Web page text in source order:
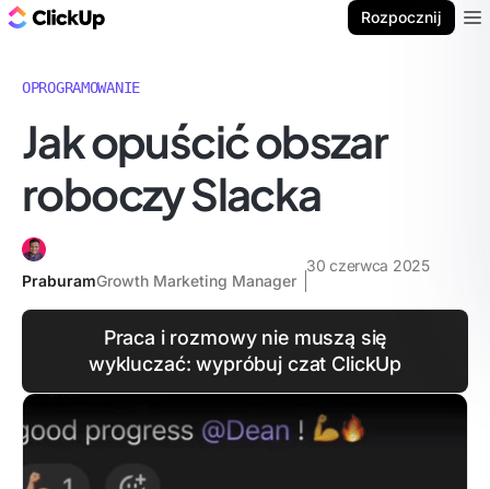
Rozpocznij
OPROGRAMOWANIE
Jak opuścić obszar
roboczy Slacka
PraburamGrowth Marketing Manager
30 czerwca 2025
Praca i rozmowy nie muszą się
wykluczać: wypróbuj czat ClickUp